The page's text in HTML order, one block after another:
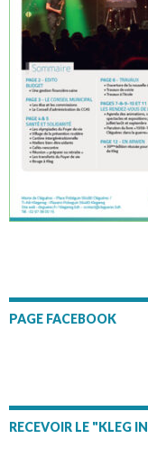
PAGE FACEBOOK
RECEVOIR LE "KLEG